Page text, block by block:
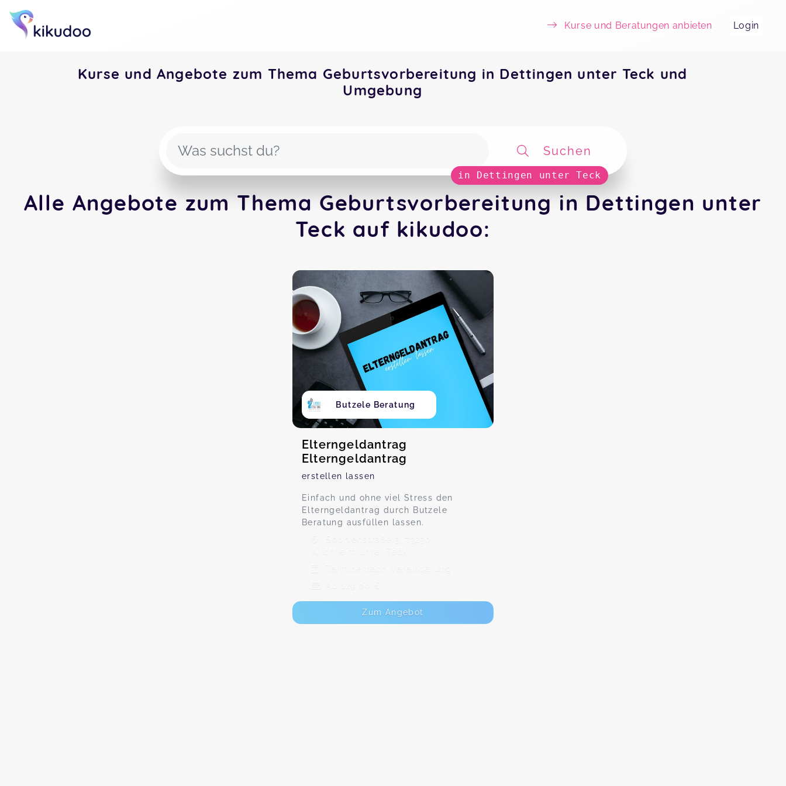
Kurse und Beratungen anbieten Login
Kurse und Angebote zum Thema Geburtsvorbereitung in Dettingen unter Teck und
Umgebung
Suchen
in Dettingen unter Teck
Alle Angebote zum Thema Geburtsvorbereitung in Dettingen unter
Teck auf kikudoo:
Butzele Beratung
Elterngeldantrag
Elterngeldantrag
erstellen lassen
Einfach und ohne viel Stress den
Elterngeldantrag durch Butzele
Beratung ausfüllen lassen.
Sophienstraße 3, 73230
Kirchheim unter Teck
Termine nach Vereinbarung
Ab 129,00 €
Zum Angebot